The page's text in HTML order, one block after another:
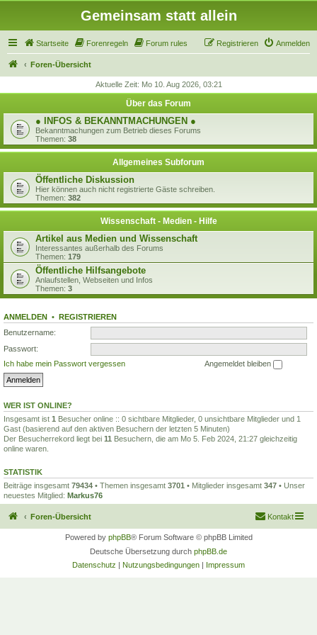
Gemeinsam statt allein
Startseite Forenregeln Forum rules Anmelden
Registrieren
Foren-Übersicht
Aktuelle Zeit: Mo 10. Aug 2026, 03:21
Über das Forum
● INFOS & BEKANNTMACHUNGEN ●
Bekanntmachungen zum Betrieb dieses Forums
Themen: 38
Allgemeines Subforum
Öffentliche Diskussion
Hier können auch nicht registrierte Gäste schreiben.
Themen: 382
Wissenschaft - Medien - Hilfe
Artikel aus Medien und Wissenschaft
Interessantes außerhalb des Forums
Themen: 179
Öffentliche Hilfsangebote
Anlaufstellen, Webseiten und Infos
Themen: 3
ANMELDEN • REGISTRIEREN
Benutzername:
Passwort:
Ich habe mein Passwort vergessen
Angemeldet bleiben
WER IST ONLINE?
Insgesamt ist 1 Besucher online :: 0 sichtbare Mitglieder, 0 unsichtbare Mitglieder und 1
Gast (basierend auf den aktiven Besuchern der letzten 5 Minuten)
Der Besucherrekord liegt bei 11 Besuchern, die am Mo 5. Feb 2024, 21:27 gleichzeitig
online waren.
STATISTIK
Beiträge insgesamt 79434 • Themen insgesamt 3701 • Mitglieder insgesamt 347 • Unser
neuestes Mitglied: Markus76
Foren-Übersicht Kontakt
Powered by phpBB® Forum Software © phpBB Limited
Deutsche Übersetzung durch phpBB.de
Datenschutz | Nutzungsbedingungen | Impressum